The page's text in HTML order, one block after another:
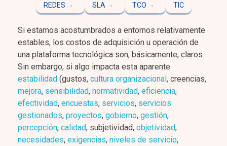
REDES
SLA TCO TIC
Si estamos acostumbrados a entornos relativamente
estables, los costos de adquisición u operación de
una plataforma tecnológica son, básicamente, claros.
Sin embargo, si algo impacta esta aparente
estabilidad (gustos, cultura organizacional, creencias,
mejora, sensibilidad, normatividad, eficiencia,
efectividad, encuestas, servicios, servicios
gestionados, proyectos, gobierno, gestión,
percepción, calidad, subjetividad, objetividad,
necesidades, exigencias, niveles de servicio,